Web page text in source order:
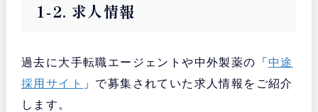
1-2. 求人情報
過去に大手転職エージェントや中外製薬の「 中途
採用サイト 」で募集されていた求人情報をご紹介
します。